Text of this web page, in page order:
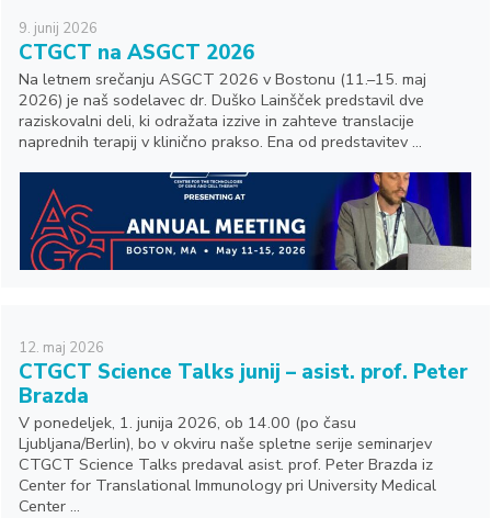
9. junij 2026
CTGCT na ASGCT 2026
Na letnem srečanju ASGCT 2026 v Bostonu (11.–15. maj
2026) je naš sodelavec dr. Duško Lainšček predstavil dve
raziskovalni deli, ki odražata izzive in zahteve translacije
naprednih terapij v klinično prakso. Ena od predstavitev ...
12. maj 2026
CTGCT Science Talks junij – asist. prof. Peter
Brazda
V ponedeljek, 1. junija 2026, ob 14.00 (po času
Ljubljana/Berlin), bo v okviru naše spletne serije seminarjev
CTGCT Science Talks predaval asist. prof. Peter Brazda iz
Center for Translational Immunology pri University Medical
Center ...